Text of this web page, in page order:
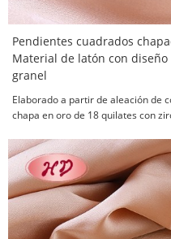
Pendientes cuadrados
Material de latón con
granel
Elaborado a partir de aleación de
chapa en oro de 18 quilates con